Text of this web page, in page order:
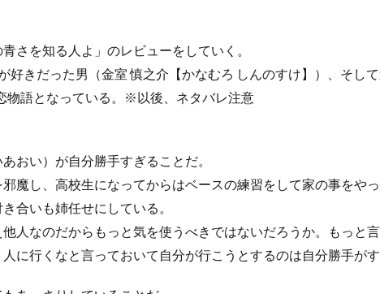
さを知る人よ」のレビューをしていく。
好きだった男（金室 慎之介【かなむろ しんのすけ】）、そし
語となっている。
※以後、ネタバレ注意
おい）が自分勝手すぎることだ。
魔し、高校生になってからはベースの練習をして家の事をや
合いも姉任せにしている。
人なのだからもっと気を使うべきではないだろうか。もっと
に行くなと言っておいて自分が行こうとするのは自分勝手が